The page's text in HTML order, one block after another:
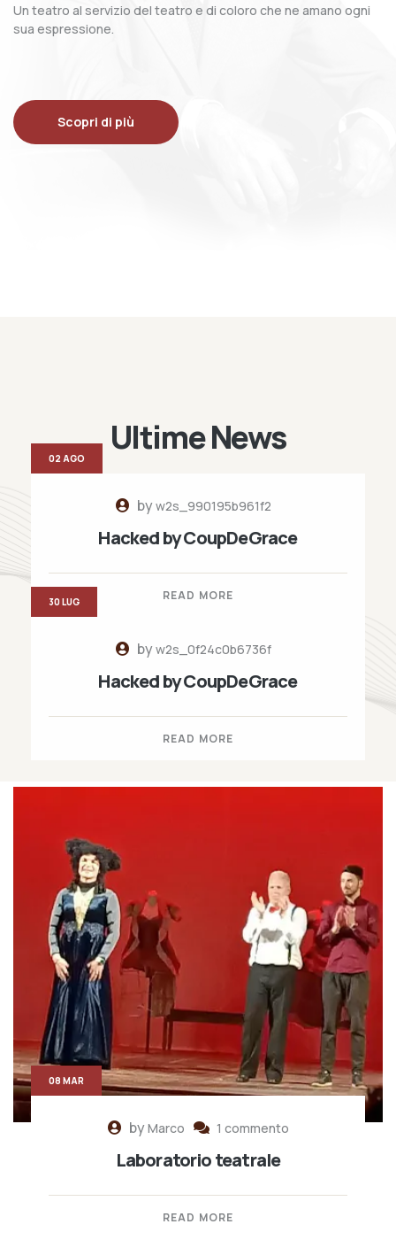
Un teatro al servizio del teatro e di coloro che ne amano ogni
sua espressione.
Scopri di più
Ultime News
byw2s_990195b961f2
Hacked by CoupDeGrace
READ MORE
02 AGO
byw2s_0f24c0b6736f
Hacked by CoupDeGrace
READ MORE
30 LUG
byMarco 1 commento
Laboratorio teatrale
READ MORE
08 MAR